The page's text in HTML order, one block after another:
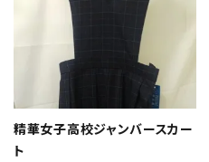
精華女子高校ジャンバースカー
ト